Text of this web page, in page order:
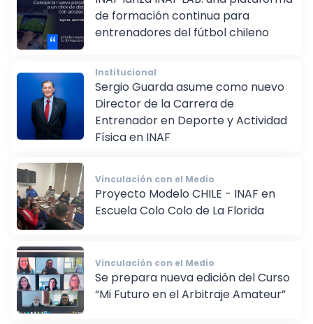
INAF lanza INAF LAB: una plataforma
de formación continua para
Institucional
Sergio Guarda asume como nuevo
Director de la Carrera de
Entrenador en Deporte y Actividad
Vinculación con el Medio
Proyecto Modelo CHILE - INAF en
Vinculación con el Medio
Se prepara nueva edición del Curso
“Mi Futuro en el Arbitraje Amateur”